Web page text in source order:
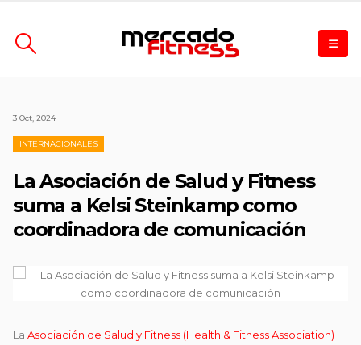
3 Oct, 2024
INTERNACIONALES
La Asociación de Salud y Fitness
suma a Kelsi Steinkamp como
coordinadora de comunicación
La Asociación de Salud y Fitness (Health & Fitness Association)